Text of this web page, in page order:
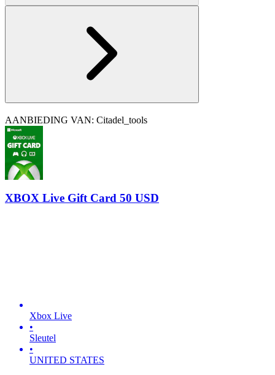
AANBIEDING VAN: Citadel_tools
XBOX Live Gift Card 50 USD
Xbox Live
•
Sleutel
•
UNITED STATES